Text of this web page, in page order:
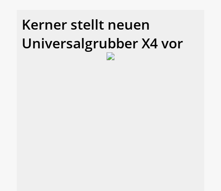
Kerner stellt neuen
Universalgrubber X4 vor